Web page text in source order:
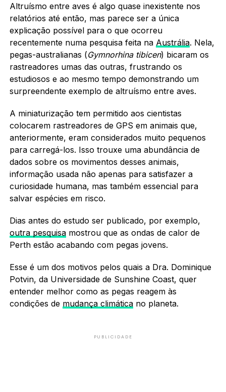
Altruísmo entre aves é algo quase inexistente nos
relatórios até então, mas parece ser a única
explicação possível para o que ocorreu
recentemente numa pesquisa feita na Austrália. Nela,
pegas-australianas (Gymnorhina tibicen) bicaram os
rastreadores umas das outras, frustrando os
estudiosos e ao mesmo tempo demonstrando um
surpreendente exemplo de altruísmo entre aves.
A miniaturização tem permitido aos cientistas
colocarem rastreadores de GPS em animais que,
anteriormente, eram considerados muito pequenos
para carregá-los. Isso trouxe uma abundância de
dados sobre os movimentos desses animais,
informação usada não apenas para satisfazer a
curiosidade humana, mas também essencial para
salvar espécies em risco.
Dias antes do estudo ser publicado, por exemplo,
outra pesquisamostrou que as ondas de calor de
Perth estão acabando com pegas jovens.
Esse é um dos motivos pelos quais a Dra. Dominique
Potvin, da Universidade de Sunshine Coast, quer
entender melhor como as pegas reagem às
condições de mudança climáticano planeta.
PUBLICIDADE